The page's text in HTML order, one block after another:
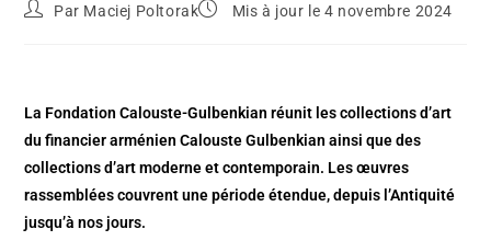
Par Maciej Poltorak Mis à jour le 4 novembre 2024
La Fondation Calouste-Gulbenkian réunit les collections d’art
du financier arménien Calouste Gulbenkian ainsi que des
collections d’art moderne et contemporain. Les œuvres
rassemblées couvrent une période étendue, depuis l’Antiquité
jusqu’à nos jours.